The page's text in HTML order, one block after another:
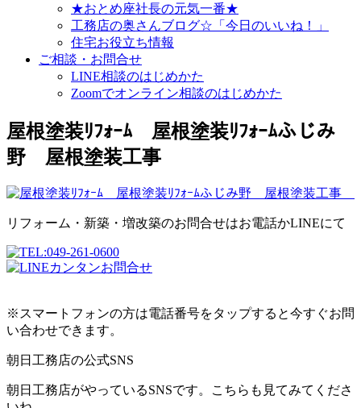
★おとめ座社長の元気一番★
工務店の奥さんブログ☆「今日のいいね！」
住宅お役立ち情報
ご相談・お問合せ
LINE相談のはじめかた
Zoomでオンライン相談のはじめかた
屋根塗装ﾘﾌｫｰﾑ 屋根塗装ﾘﾌｫｰﾑふじみ
野 屋根塗装工事
リフォーム・新築・増改築のお問合せはお電話かLINEにて
※スマートフォンの方は電話番号をタップすると今すぐお問
い合わせできます。
朝日工務店の公式SNS
朝日工務店がやっているSNSです。こちらも見てみてくださ